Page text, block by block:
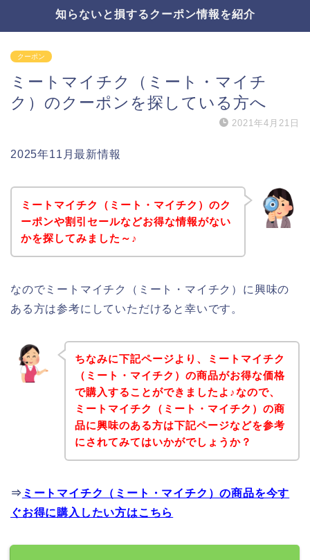
知らないと損するクーポン情報を紹介
クーポン
ミートマイチク（ミート・マイチ
ク）のクーポンを探している方へ
2021年4月21日
2025年11月最新情報
ミートマイチク（ミート・マイチク）のク
ーポンや割引セールなどお得な情報がない
かを探してみました～♪
なのでミートマイチク（ミート・マイチク）に興味の
ある方は参考にしていただけると幸いです。
ちなみに下記ページより、ミートマイチク
（ミート・マイチク）の商品がお得な価格
で購入することができましたよ♪なので、
ミートマイチク（ミート・マイチク）の商
品に興味のある方は下記ページなどを参考
にされてみてはいかがでしょうか？
⇒ ミートマイチク（ミート・マイチク）の商品を今す
ぐお得に購入したい方はこちら